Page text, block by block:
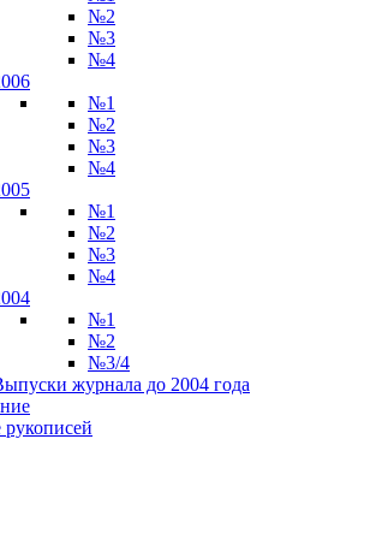
№2
№3
№4
№1
№2
№3
№4
№1
№2
№3
№4
№1
№2
№3/4
журнала до 2004 года